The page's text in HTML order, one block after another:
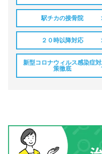
駅チカの接骨院
２０時以降対応
新型コロナウィルス感染症対
策徹底